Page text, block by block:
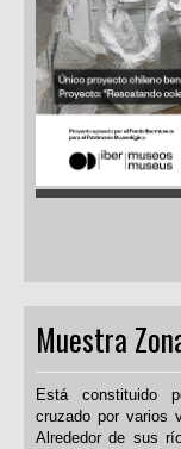
Muestra
Está constituido
cruzado por varios
Alrededor de sus